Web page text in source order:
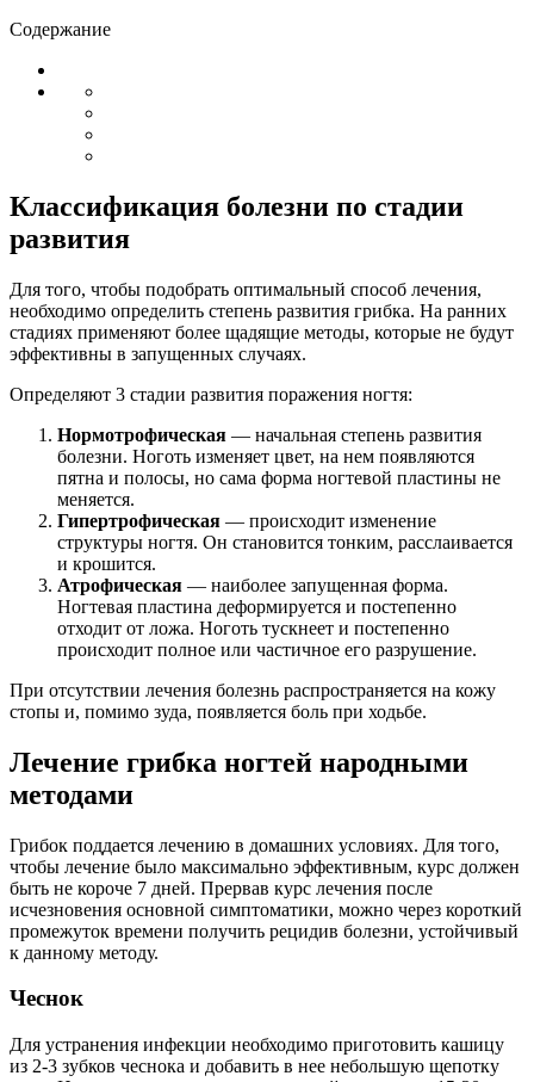
Содержание
Классификация болезни по стадии
развития
Для того, чтобы подобрать оптимальный способ лечения,
необходимо определить степень развития грибка. На ранних
стадиях применяют более щадящие методы, которые не будут
эффективны в запущенных случаях.
Определяют 3 стадии развития поражения ногтя:
Нормотрофическая — начальная степень развития
болезни. Ноготь изменяет цвет, на нем появляются
пятна и полосы, но сама форма ногтевой пластины не
меняется.
Гипертрофическая — происходит изменение
структуры ногтя. Он становится тонким, расслаивается
и крошится.
Атрофическая — наиболее запущенная форма.
Ногтевая пластина деформируется и постепенно
отходит от ложа. Ноготь тускнеет и постепенно
происходит полное или частичное его разрушение.
При отсутствии лечения болезнь распространяется на кожу
стопы и, помимо зуда, появляется боль при ходьбе.
Лечение грибка ногтей народными
методами
Грибок поддается лечению в домашних условиях. Для того,
чтобы лечение было максимально эффективным, курс должен
быть не короче 7 дней. Прервав курс лечения после
исчезновения основной симптоматики, можно через короткий
промежуток времени получить рецидив болезни, устойчивый
к данному методу.
Чеснок
Для устранения инфекции необходимо приготовить кашицу
из 2-3 зубков чеснока и добавить в нее небольшую щепотку